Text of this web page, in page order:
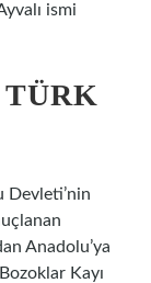
ismi
Devleti’nin
Anadolu’ya
Kayı